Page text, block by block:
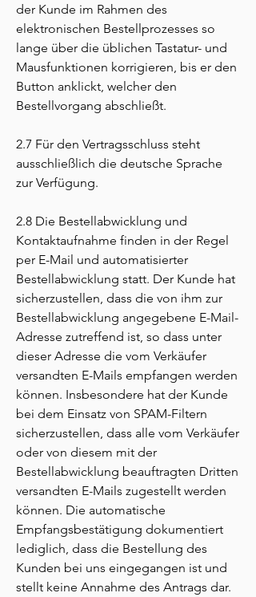
der Kunde im Rahmen des
elektronischen Bestellprozesses so
lange über die üblichen Tastatur- und
Mausfunktionen korrigieren, bis er den
Button anklickt, welcher den
Bestellvorgang abschließt.
2.7 Für den Vertragsschluss steht
ausschließlich die deutsche Sprache
zur Verfügung.
2.8 Die Bestellabwicklung und
Kontaktaufnahme finden in der Regel
per E-Mail und automatisierter
Bestellabwicklung statt. Der Kunde hat
sicherzustellen, dass die von ihm zur
Bestellabwicklung angegebene E-Mail-
Adresse zutreffend ist, so dass unter
dieser Adresse die vom Verkäufer
versandten E-Mails empfangen werden
können. Insbesondere hat der Kunde
bei dem Einsatz von SPAM-Filtern
sicherzustellen, dass alle vom Verkäufer
oder von diesem mit der
Bestellabwicklung beauftragten Dritten
versandten E-Mails zugestellt werden
können. Die automatische
Empfangsbestätigung dokumentiert
lediglich, dass die Bestellung des
Kunden bei uns eingegangen ist und
stellt keine Annahme des Antrags dar.